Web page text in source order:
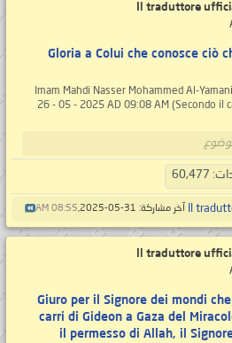
Il traduttore
Gloria a Colui che conosce ciò
Imam Mahdi Nasser Mohammed Al-
26 - 05 - 2025 AD 09:08 AM (Secondo il
Il آخر مشاركة: 31-05-2025, 08:55 AM
Il traduttore
Giuro per il Signore dei mondi
carri di Gideon a Gaza del
il permesso di Allah, il